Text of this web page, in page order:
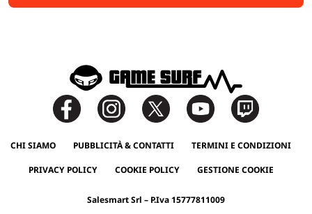
CHI SIAMO PUBBLICITÀ & CONTATTI TERMINI E CONDIZIONI
PRIVACY POLICY COOKIE POLICY GESTIONE COOKIE
Salesmart Srl – P.Iva 15777811009